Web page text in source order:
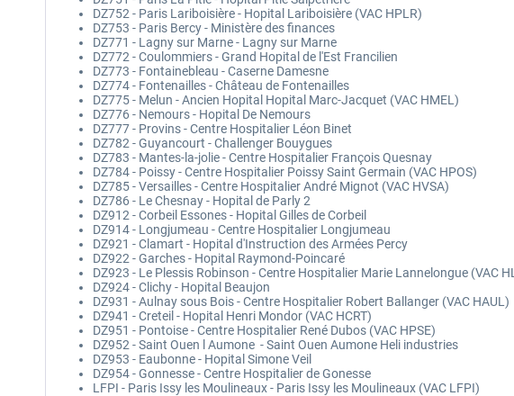
DZ752 - Paris Lariboisière - Hopital Lariboisière (VAC HPLR)
DZ753 - Paris Bercy - Ministère des finances
DZ771 - Lagny sur Marne - Lagny sur Marne
DZ772 - Coulommiers - Grand Hopital de l'Est Francilien
DZ773 - Fontainebleau - Caserne Damesne
DZ774 - Fontenailles - Château de Fontenailles
DZ775 - Melun - Ancien Hopital Hopital Marc-Jacquet (VAC HMEL)
DZ776 - Nemours - Hopital De Nemours
DZ777 - Provins - Centre Hospitalier Léon Binet
DZ782 - Guyancourt - Challenger Bouygues
DZ783 - Mantes-la-jolie - Centre Hospitalier François Quesnay
DZ784 - Poissy - Centre Hospitalier Poissy Saint Germain (VAC HPOS)
DZ785 - Versailles - Centre Hospitalier André Mignot (VAC HVSA)
DZ786 - Le Chesnay - Hopital de Parly 2
DZ912 - Corbeil Essones - Hopital Gilles de Corbeil
DZ914 - Longjumeau - Centre Hospitalier Longjumeau
DZ921 - Clamart - Hopital d'Instruction des Armées Percy
DZ922 - Garches - Hopital Raymond-Poincaré
DZ923 - Le Plessis Robinson - Centre Hospitalier Marie Lannelongue (VAC
DZ924 - Clichy - Hopital Beaujon
DZ931 - Aulnay sous Bois - Centre Hospitalier Robert Ballanger (VAC HAUL)
DZ941 - Creteil - Hopital Henri Mondor (VAC HCRT)
DZ951 - Pontoise - Centre Hospitalier René Dubos (VAC HPSE)
DZ952 - Saint Ouen l Aumone - Saint Ouen Aumone Heli industries
DZ953 - Eaubonne - Hopital Simone Veil
DZ954 - Gonnesse - Centre Hospitalier de Gonesse
LFPI - Paris Issy les Moulineaux - Paris Issy les Moulineaux (VAC LFPI)